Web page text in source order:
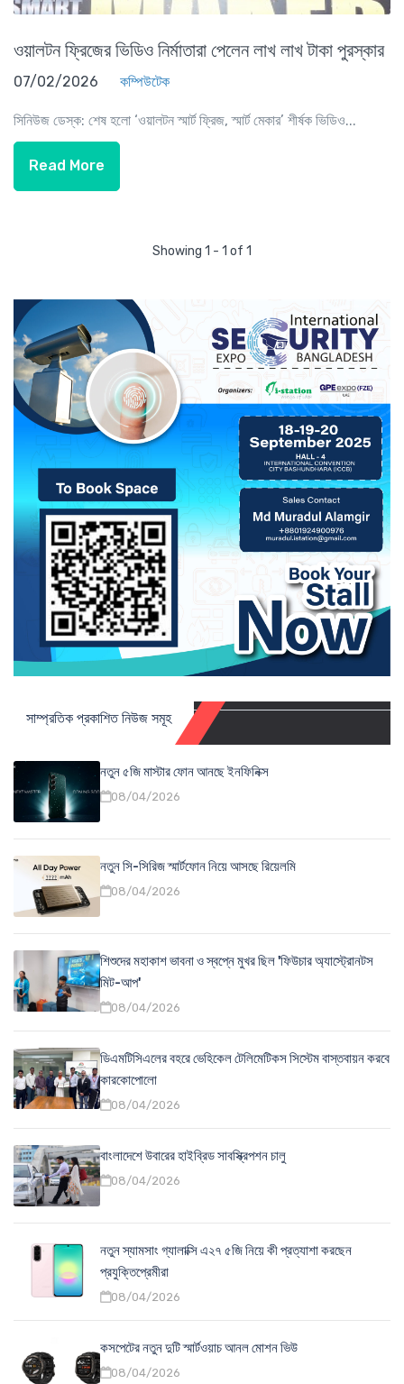
ওয়ালটন ফ্রিজের ভিডিও নির্মাতারা পেলেন লাখ লাখ টাকা পুরস্কার
07/02/2026 কম্পিউটেক
সিনিউজ ডেস্ক: শেষ হলো ‘ওয়ালটন স্মার্ট ফ্রিজ, স্মার্ট মেকার’ শীর্ষক ভিডিও...
Read More
Showing 1 - 1 of 1
সাম্প্রতিক প্রকাশিত নিউজ সমূহ
নতুন ৫জি মাস্টার ফোন আনছে ইনফিনিক্স
08/04/2026
নতুন সি-সিরিজ স্মার্টফোন নিয়ে আসছে রিয়েলমি
08/04/2026
শিশুদের মহাকাশ ভাবনা ও স্বপ্নে মুখর ছিল 'ফিউচার অ্যাস্ট্রোনটস
মিট-আপ'
08/04/2026
ডিএমটিসিএলের বহরে ভেহিকেল টেলিমেটিকস সিস্টেম বাস্তবায়ন করবে
কারকোপোলো
08/04/2026
বাংলাদেশে উবারের হাইব্রিড সাবস্ক্রিপশন চালু
08/04/2026
নতুন স্যামসাং গ্যালাক্সি এ২৭ ৫জি নিয়ে কী প্রত্যাশা করছেন
প্রযুক্তিপ্রেমীরা
08/04/2026
কসপেটের নতুন দুটি স্মার্টওয়াচ আনল মোশন ভিউ
08/04/2026